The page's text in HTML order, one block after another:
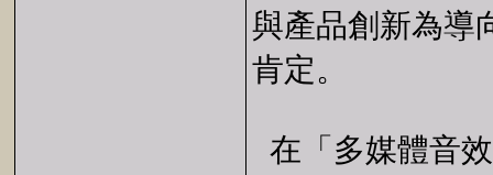
與產品創新為導
肯定。
在「多媒體音